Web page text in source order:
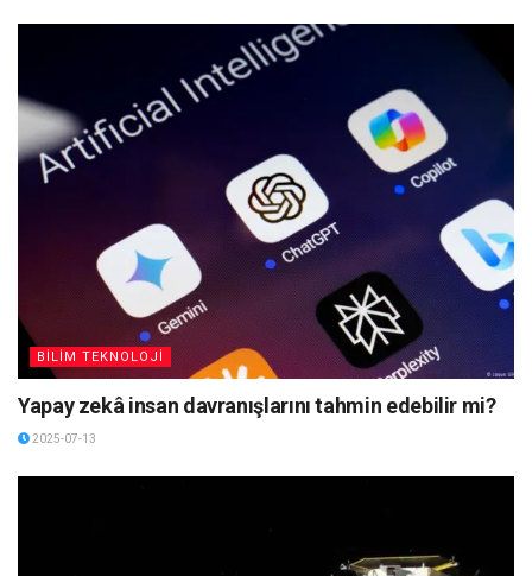
BİLİM TEKNOLOJİ
Yapay zekâ insan davranışlarını tahmin edebilir mi?
2025-07-13